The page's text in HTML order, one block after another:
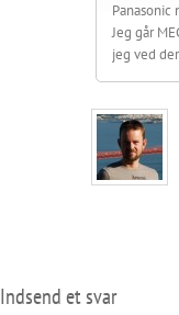
Jeg går
jeg ved
Indsend et svar